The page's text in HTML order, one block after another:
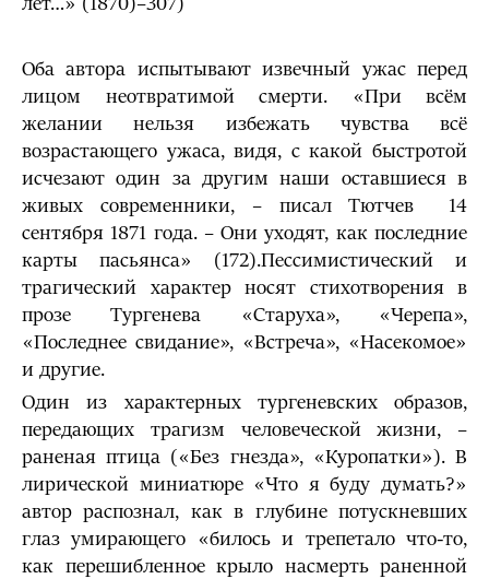
Оба автора испытывают извечный ужас перед
лицом неотвратимой смерти. «При всём
желании нельзя избежать чувства всё
возрастающего ужаса, видя, с какой быстротой
исчезают один за другим наши оставшиеся в
живых современники, – писал Тютчев 14
сентября 1871 года. – Они уходят, как последние
карты пасьянса» (172).Пессимистический и
трагический характер носят стихотворения в
прозе Тургенева «Старуха», «Черепа»,
«Последнее свидание», «Встреча», «Насекомое»
и другие.
Один из характерных тургеневских образов,
передающих трагизм человеческой жизни, –
раненая птица («Без гнезда», «Куропатки»). В
лирической миниатюре «Что я буду думать?»
автор распознал, как в глубине потускневших
глаз умирающего «билось и трепетало что-то,
как перешибленное крыло насмерть раненной